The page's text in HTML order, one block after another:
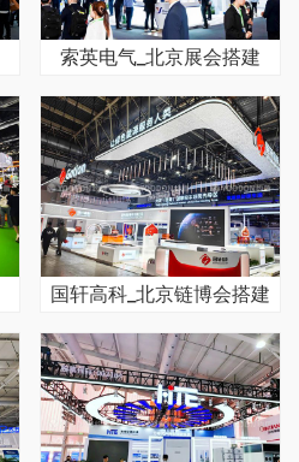
索英电气_北京展会搭建
国轩高科_北京链博会搭建